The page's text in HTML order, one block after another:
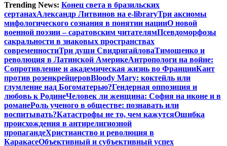
Trending News: Конец света в бразильских
сертанахАлександр Литвинов на e-libraryТри аксиомы
мифологического сознания в понятии нацииО новой
военной поэзии – саратовским читателямПсевдоморфозы
сакральности в знаковых пространствах
современностиТри души СвидригайловаТимошенко и
революция в Латинской АмерикеАнтропологи на войне:
Сопротивление и академическая жизнь во ФранцииКант
против розенкрейцеровBloody Mary: коктейль или
глумление над Богоматерью?Гендерная оппозиция и
любовь к РодинеЧеловек ли женщина: София на иконе и в
романеРоль ученого в обществе: познавать или
воспитывать?Катастрофы не то, чем кажутсяОшибка
происхождения в антирелигиозной
пропагандеХристианство и революция в
КаракасеОбъективный и субъективный успех